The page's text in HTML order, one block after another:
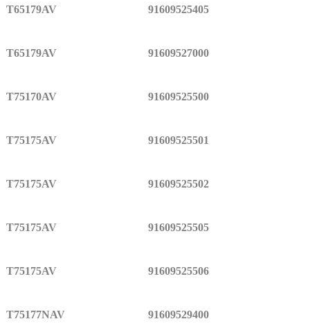
T65179AV 91609525405
T65179AV 91609527000
T75170AV 91609525500
T75175AV 91609525501
T75175AV 91609525502
T75175AV 91609525505
T75175AV 91609525506
T75177NAV 91609529400